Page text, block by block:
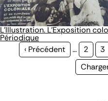
L’Illustration. L'Exposition
Périodique
Page
‹ Précédent … Page
2 3
Page